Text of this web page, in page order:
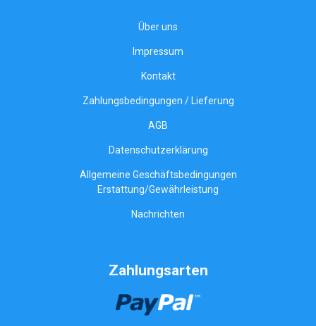
Über uns
Impressum
Kontakt
Zahlungsbedingungen / Lieferung
AGB
Datenschutzerklärung
Allgemeine Geschäftsbedingungen
Erstattung/Gewährleistung
Nachrichten
Zahlungsarten